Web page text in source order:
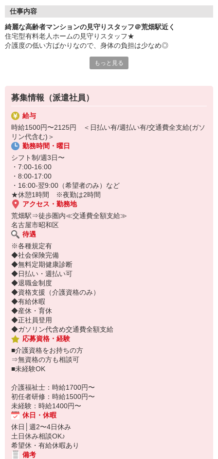
仕事内容
綺麗な高齢者マンションの見守りスタッフ＠荒畑駅近く
住宅型有料老人ホームの見守りスタッフ★
介護度の低い方ばかりなので、身体の負担は少なめ◎
・お部屋や廊下の掃除
・状態に合わせた生活介助 など
⇒出来ることからお任せします♪
入居者の生活をサポートするお仕事です！
短期2か月〜のお試し勤務も大歓迎！
年齢不問で募集中♪
もっと見る
募集情報（派遣社員）
給与
時給1500円〜2125円 ＜日払い有/週払い有/交通費全支給(ガソ
リン代含む)＞
勤務時間・曜日
シフト制/週3日〜
・7:00-16:00
・8:00-17:00
・16:00-翌9:00（希望者のみ）など
★休憩1時間 ※夜勤は2時間
アクセス・勤務地
荒畑駅⇒徒歩圏内≪交通費全額支給≫
名古屋市昭和区
待遇
※各種規定有
◆社会保険完備
◆無料定期健康診断
◆日払い・週払い可
◆退職金制度
◆資格支援（介護資格のみ）
◆有給休暇
◆産休・育休
◆正社員登用
◆ガソリン代含め交通費全額支給
応募資格・経験
■介護資格をお持ちの方
⇒無資格の方も相談可
■未経験OK
介護福祉士：時給1700円〜
初任者研修：時給1500円〜
未経験：時給1400円〜
休日・休暇
休日│週2〜4日休み
土日休み相談OK♪
希望休・有給休暇あり
備考